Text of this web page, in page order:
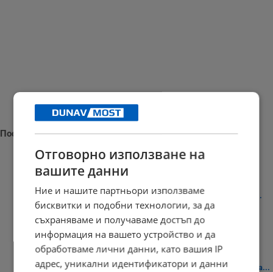
Последни новини
Адвокат Димитър Марковски: Георги Кузев почти няма здрав...
Абелардо де ла Есприеля встъпи в длъжност като президент на...
Отговорно използване на
вашите данни
Ние и нашите партньори използваме
бисквитки и подобни технологии, за да
съхраняваме и получаваме достъп до
информация на вашето устройство и да
обработваме лични данни, като вашия IP
адрес, уникални идентификатори и данни